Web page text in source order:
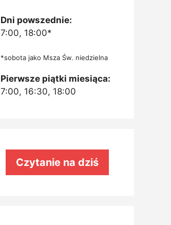
Dni powszednie:
7:00, 18:00*
*sobota jako Msza Św. niedzielna
Pierwsze piątki miesiąca:
7:00, 16:30, 18:00
Czytanie na dziś